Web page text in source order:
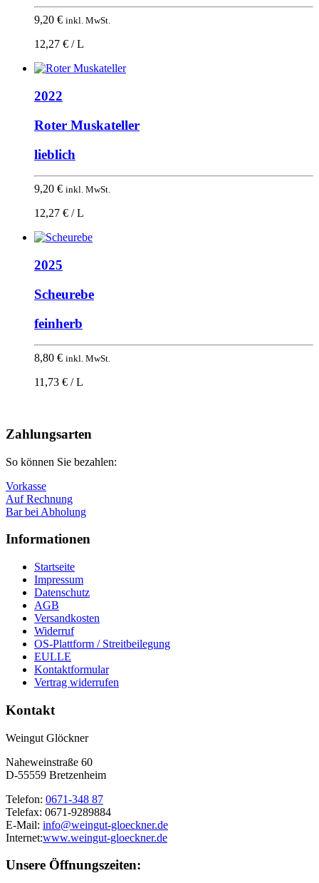
9,20 € inkl. MwSt.
12,27 € / L
2022
Roter Muskateller
lieblich
9,20 € inkl. MwSt.
12,27 € / L
2025
Scheurebe
feinherb
8,80 € inkl. MwSt.
11,73 € / L
oben
Zahlungsarten
So können Sie bezahlen:
Vorkasse
Auf Rechnung
Bar bei Abholung
Informationen
Startseite
Impressum
Datenschutz
AGB
Versandkosten
Widerruf
OS-Plattform / Streitbeilegung
EULLE
Kontaktformular
Vertrag widerrufen
Kontakt
Weingut Glöckner
Naheweinstraße 60
D-55559 Bretzenheim
Telefon: 0671-348 87
Telefax: 0671-9289884
E-Mail: info@weingut-gloeckner.de
Internet:www.weingut-gloeckner.de
Unsere Öffnungszeiten: